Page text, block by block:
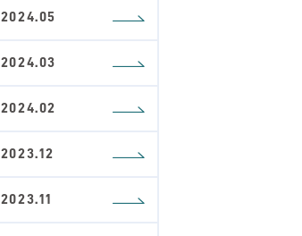
2024.05
2024.03
2024.02
2023.12
2023.11